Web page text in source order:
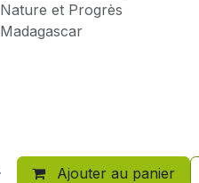
et Progrès
Ajouter au panier